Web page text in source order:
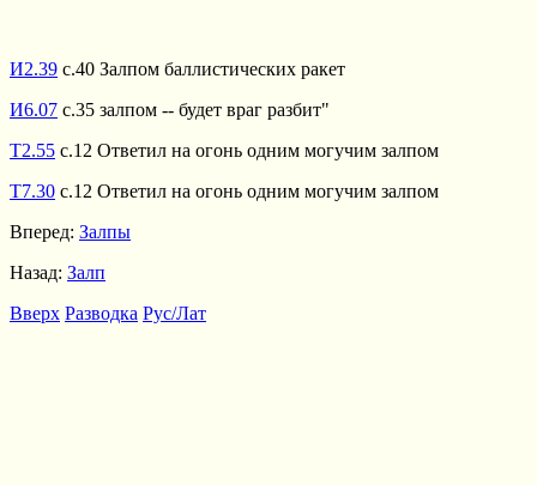
И2.39 с.40 Залпом баллистических ракет
И6.07 с.35 залпом -- будет враг разбит"
Т2.55 с.12 Ответил на огонь одним могучим залпом
Т7.30 с.12 Ответил на огонь одним могучим залпом
Вперед: Залпы
Назад: Залп
Вверх Разводка Рус/Лат